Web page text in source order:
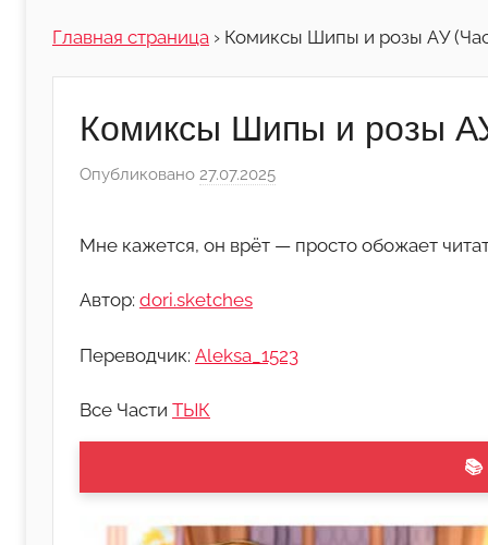
Главная страница › Комиксы Шипы и розы АУ
Комиксы Шипы и розы
Опубликовано 27.07.2025
Мне кажется, он врёт — просто обожает
Автор: dori.sketches
Переводчик: Aleksa_1523
Все Части ТЫК
📚